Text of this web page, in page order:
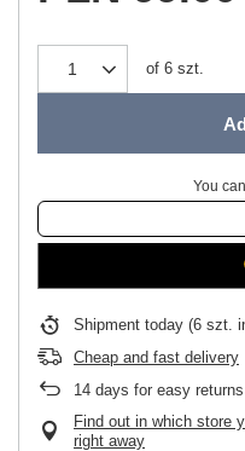
of 6 szt.
You
Shipment today (6 szt.
Cheap and fast delivery
14 days for easy returns
Find out in which store
right away